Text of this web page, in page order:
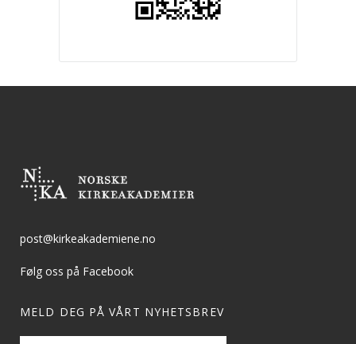
post@kirkeakademiene.no
Følg oss på Facebook
MELD DEG PÅ VÅRT NYHETSBREV